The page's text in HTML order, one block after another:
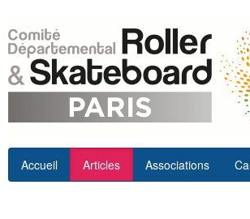
Accueil Articles Associations